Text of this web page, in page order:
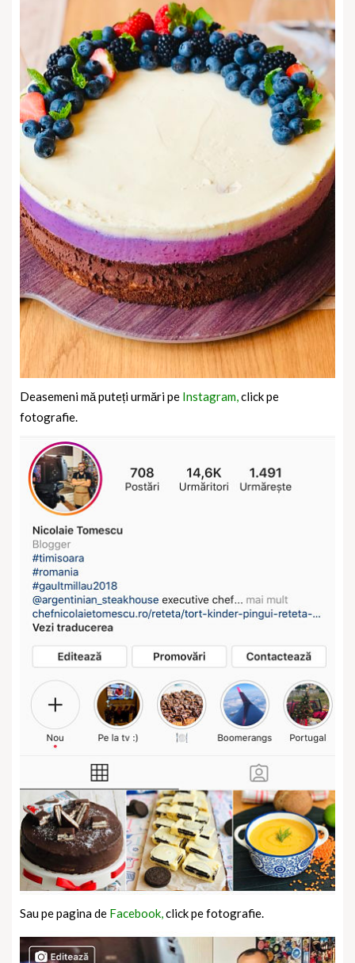
Deasemeni mă puteți urmări pe Instagram,click pe
fotografie.
Sau pe pagina de Facebook,click pe fotografie.